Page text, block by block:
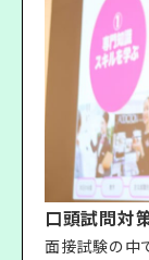
口頭試問対
面接試験の中